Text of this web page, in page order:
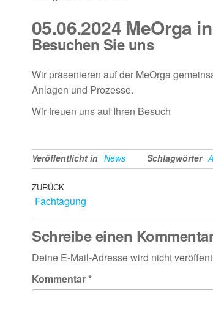
05.06.2024 MeOrga
Besuchen Sie uns
Wir präsenieren auf der MeOrga
Anlagen und Prozesse.
Wir freuen uns auf Ihren Besuch
Veröffentlicht in News Schlagwörter
ZURÜCK
Fachtagung
Schreibe einen
Deine E-Mail-Adresse wird nicht
Kommentar*